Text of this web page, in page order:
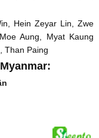
Hein Zeyar Lin, Zwe
Aung, Myat Kaung
Than Paing